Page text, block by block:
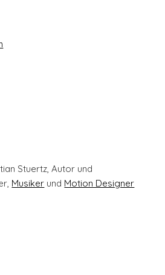
Stuertz, Autor und
Musiker und Motion Designer